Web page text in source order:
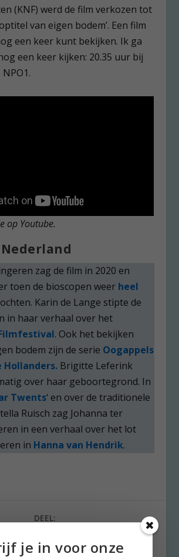
(KNF) werd de film verkozen tot
van eigen bodem’. Een film
een keer kunt bekijken. Ik ga
een keer kijken: 20.35 uur bij
op Youtube.
zag de film in 2020 en
toen de bioscopen weer heel
Karin de Lange stipte de
in haar verhaal over het
. Ook het bekijken
bodem zijn de serie Oogappels
Hollanders. Brigitte Leferink
over haar geboortegrond. In
Twents‘ en over de traditionele
Ruisch zag Johanna ter
in een verhaal over het lot
in Hanna van Hendrik.
DEEL:
je in voor onze